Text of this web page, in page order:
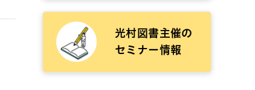
光村図書主催の
セミナー情報